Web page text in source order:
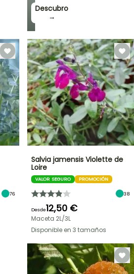
Descubro
→
76
Salvia jamensis Violette de
Loire
VALOR SEGURO PROMOCIÓN
38
Desde12,50 €
Maceta 2L/3L
Disponible en 3 tamaños